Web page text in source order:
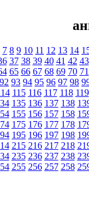
7 8 9 10 11 12 13 14
37 38 39 40 41 42 43
65 66 67 68 69 70 71
92 93 94 95 96 97 98
115 116 117 118 119
135 136 137 138
155 156 157 158
175 176 177 178
195 196 197 198
215 216 217 218
235 236 237 238
255 256 257 258